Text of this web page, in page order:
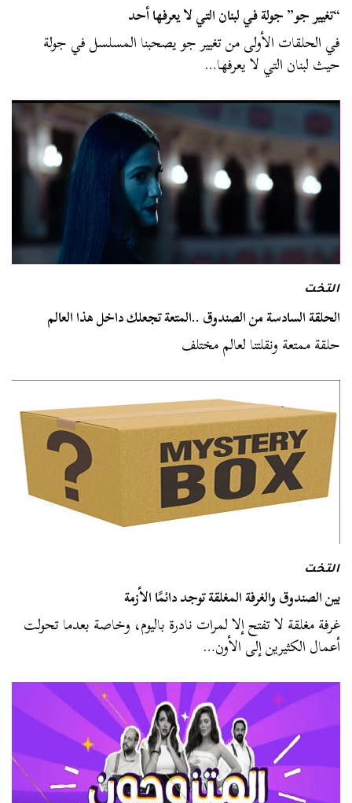
“تغيير جو” جولة في لبنان التي لا يعرفها أحد
في الحلقات الأولى من تغيير جو يصحبنا المسلسل في جولة
حيث لبنان التي لا يعرفها…
التخت
الحلقة السادسة من الصندوق ..المتعة تجعلك داخل هذا العالم
حلقة ممتعة ونقلتنا لعالم مختلف
التخت
بين الصندوق والغرفة المغلقة توجد دائمًا الأزمة
غرفة مغلقة لا تفتح إلا لمرات نادرة باليوم، وخاصة بعدما تحولت
أعمال الكثيرين إلى الأون…